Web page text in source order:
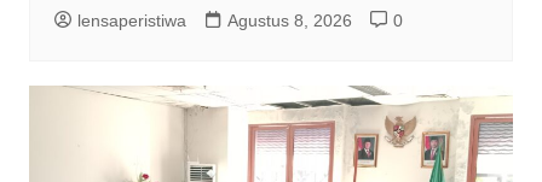
lensaperistiwa Agustus 8, 2026 0